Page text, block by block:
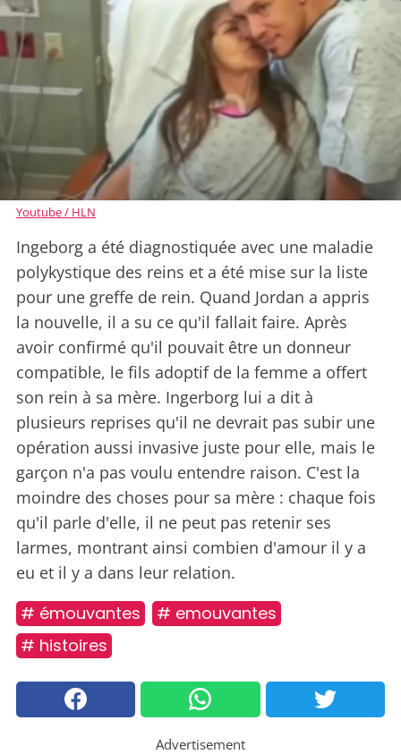
Youtube / HLN
Ingeborg a été diagnostiquée avec une maladie
polykystique des reins et a été mise sur la liste
pour une greffe de rein. Quand Jordan a appris
la nouvelle, il a su ce qu'il fallait faire. Après
avoir confirmé qu'il pouvait être un donneur
compatible, le fils adoptif de la femme a offert
son rein à sa mère. Ingerborg lui a dit à
plusieurs reprises qu'il ne devrait pas subir une
opération aussi invasive juste pour elle, mais le
garçon n'a pas voulu entendre raison. C'est la
moindre des choses pour sa mère : chaque fois
qu'il parle d'elle, il ne peut pas retenir ses
larmes, montrant ainsi combien d'amour il y a
eu et il y a dans leur relation.
# émouvantes
# emouvantes
# histoires
Advertisement